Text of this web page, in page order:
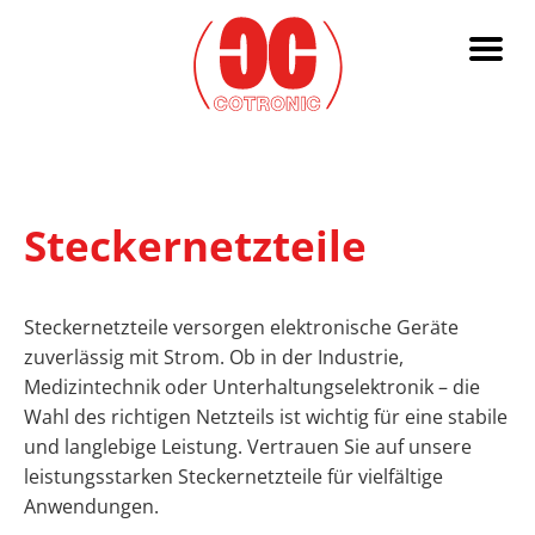
Steckernetzteile
Steckernetzteile versorgen elektronische Geräte
zuverlässig mit Strom. Ob in der Industrie,
Medizintechnik oder Unterhaltungselektronik – die
Wahl des richtigen Netzteils ist wichtig für eine stabile
und langlebige Leistung. Vertrauen Sie auf unsere
leistungsstarken Steckernetzteile für vielfältige
Anwendungen.